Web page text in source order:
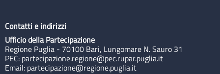
Contatti e indirizzi
Ufficio della Partecipazione
Regione Puglia - 70100 Bari, Lungomare N. Sauro 31
PEC: partecipazione.regione@pec.rupar.puglia.it
Email: partecipazione@regione.puglia.it